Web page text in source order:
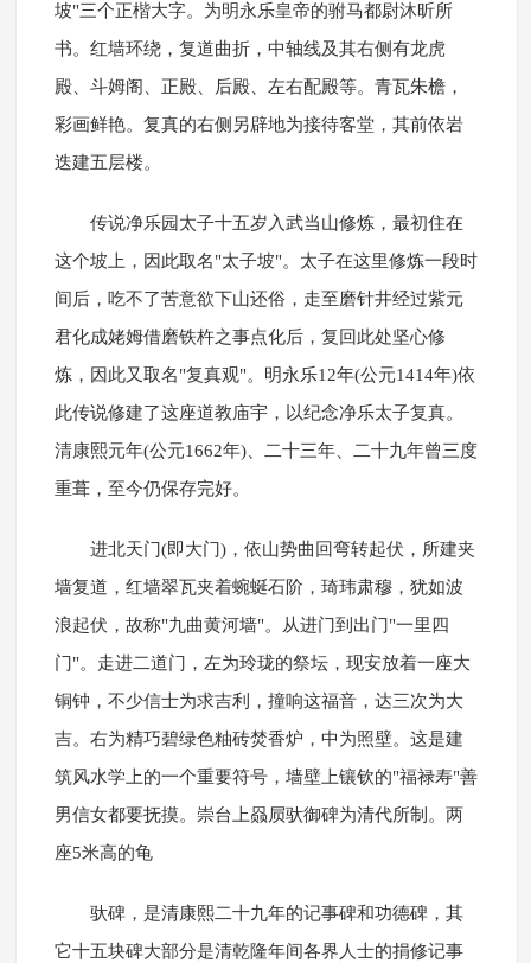
坡"三个正楷大字。为明永乐皇帝的驸马都尉沐昕所
书。红墙环绕，复道曲折，中轴线及其右侧有龙虎
殿、斗姆阁、正殿、后殿、左右配殿等。青瓦朱檐，
彩画鲜艳。复真的右侧另辟地为接待客堂，其前依岩
迭建五层楼。
传说净乐园太子十五岁入武当山修炼，最初住在
这个坡上，因此取名"太子坡"。太子在这里修炼一段时
间后，吃不了苦意欲下山还俗，走至磨针井经过紫元
君化成姥姆借磨铁杵之事点化后，复回此处坚心修
炼，因此又取名"复真观"。明永乐12年(公元1414年)依
此传说修建了这座道教庙宇，以纪念净乐太子复真。
清康熙元年(公元1662年)、二十三年、二十九年曾三度
重葺，至今仍保存完好。
进北天门(即大门)，依山势曲回弯转起伏，所建夹
墙复道，红墙翠瓦夹着蜿蜒石阶，琦玮肃穆，犹如波
浪起伏，故称"九曲黄河墙"。从进门到出门"一里四
门"。走进二道门，左为玲珑的祭坛，现安放着一座大
铜钟，不少信士为求吉利，撞响这福音，达三次为大
吉。右为精巧碧绿色粙砖焚香炉，中为照壁。这是建
筑风水学上的一个重要符号，墙壁上镶钦的"福禄寿"善
男信女都要抚摸。崇台上赑屃驮御碑为清代所制。两
座5米高的龟
驮碑，是清康熙二十九年的记事碑和功德碑，其
它十五块碑大部分是清乾隆年间各界人士的捐修记事